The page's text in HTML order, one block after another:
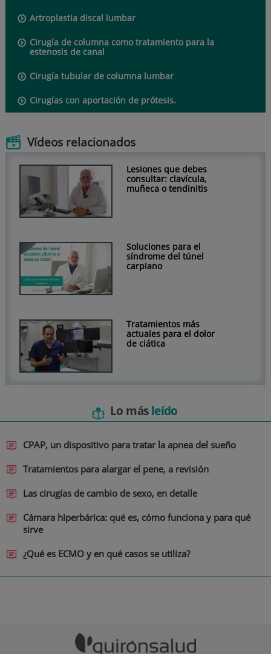
Artroplastia discal lumbar
Cirugía de columna como tratamiento para la
estenosis de canal
Cirugía tubular de columna lumbar
Cirugías con aportación de prótesis.
Vídeos relacionados
Lesiones que debes
consultar: clavícula,
muñeca o tendinitis
Soluciones para el
síndrome del túnel
carpiano
Tratamientos más
actuales para el dolor
de ciática
Lo másleído
CPAP, un dispositivo para tratar la apnea del sueño
Tratamientos para alargar el pene, a revisión
Las cirugías de cambio de sexo, en detalle
Cámara hiperbárica: qué es, cómo funciona y para qué
sirve
¿Qué es ECMO y en qué casos se utiliza?